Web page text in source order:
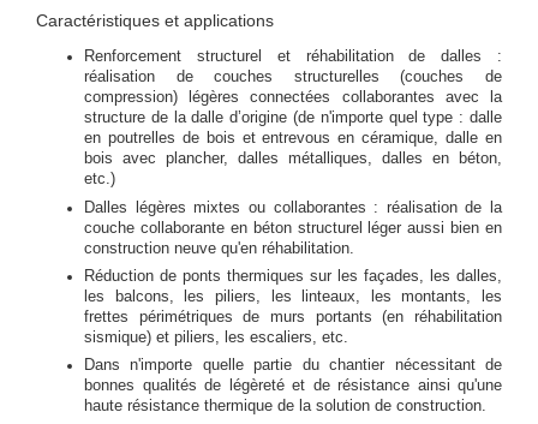
Caractéristiques et applications
Renforcement structurel et réhabilitation de dalles :
réalisation de couches structurelles (couches de
compression) légères connectées collaborantes avec la
structure de la dalle d’origine (de n'importe quel type : dalle
en poutrelles de bois et entrevous en céramique, dalle en
bois avec plancher, dalles métalliques, dalles en béton,
etc.)
Dalles légères mixtes ou collaborantes : réalisation de la
couche collaborante en béton structurel léger aussi bien en
construction neuve qu'en réhabilitation.
Réduction de ponts thermiques sur les façades, les dalles,
les balcons, les piliers, les linteaux, les montants, les
frettes périmétriques de murs portants (en réhabilitation
sismique) et piliers, les escaliers, etc.
Dans n'importe quelle partie du chantier nécessitant de
bonnes qualités de légèreté et de résistance ainsi qu'une
haute résistance thermique de la solution de construction.